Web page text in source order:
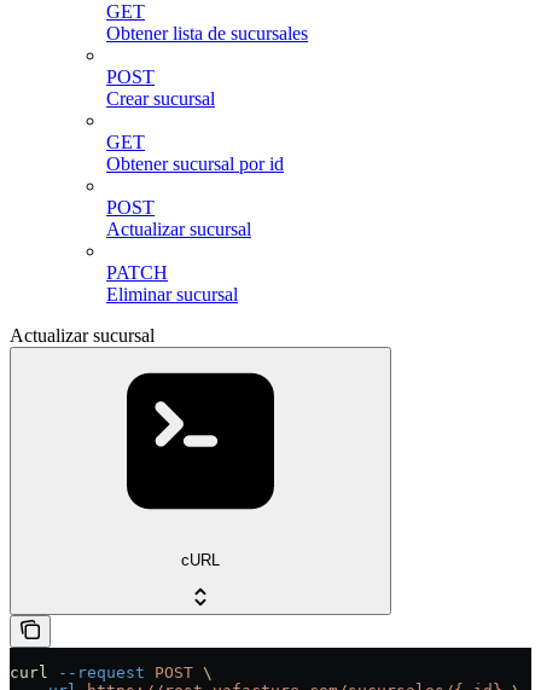
GET
Obtener lista de sucursales
POST
Crear sucursal
GET
Obtener sucursal por id
POST
Actualizar sucursal
PATCH
Eliminar sucursal
Actualizar sucursal
cURL
curl --request POST \